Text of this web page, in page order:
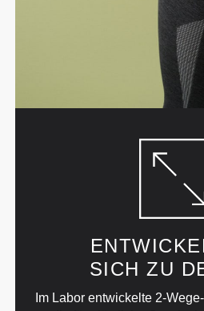
SICH ZU
Im Labor entwickelte 2-